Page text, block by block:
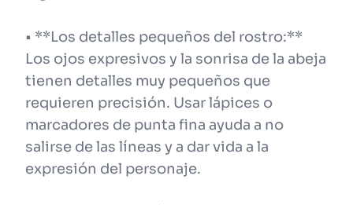
• **Los detalles pequeños del rostro:**
Los ojos expresivos y la sonrisa de la abeja
tienen detalles muy pequeños que
requieren precisión. Usar lápices o
marcadores de punta fina ayuda a no
salirse de las líneas y a dar vida a la
expresión del personaje.